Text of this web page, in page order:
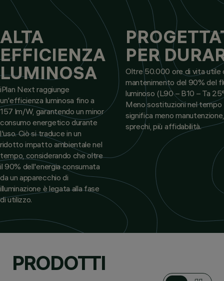
ALTA
EFFICIENZA
LUMINOSA
iPlan Next raggiunge
un'efficienza luminosa fino a
157 lm/W, garantendo un minor
consumo energetico durante
l'uso. Ciò si traduce in un
ridotto impatto ambientale nel
tempo, considerando che oltre
il 90% dell'energia consumata
da un apparecchio di
illuminazione è legata alla fase
di utilizzo.
PER
Oltre 50.000 ore di vita utile
mantenimento del 90% del
luminoso (L90 – B10 – Ta
Meno sostituzioni nel tempo
significa meno
sprechi, più affidabilità.
PRODOTTI